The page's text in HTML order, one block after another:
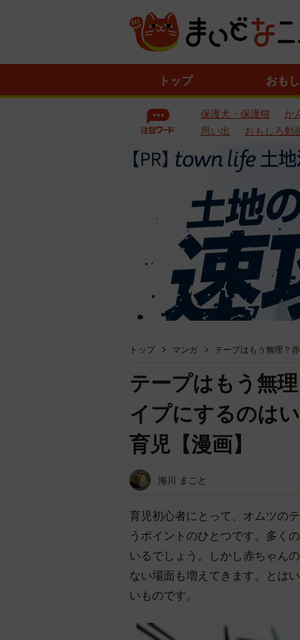
トップ おも
保護犬・保護猫 か
思い出
おもしろ動
トップ マンガ テープはもう無理？
テープはもう無
イプにするのは
育児【漫画】
海川 まこと
育児初心者にとって、オムツの
うポイントのひとつです。多く
いるでしょう。しかし赤ちゃん
ない場面も増えてきます。とは
いものです。